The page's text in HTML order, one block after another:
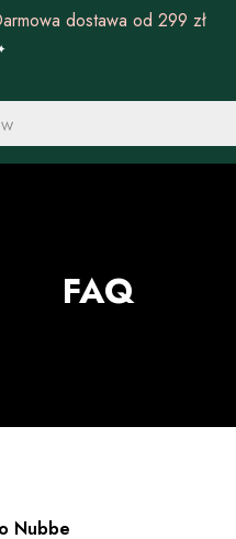
zł na pierwszy zakup od 299
FAQ
Nubbe